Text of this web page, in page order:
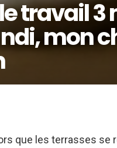
travail
mon
que les terrasses se